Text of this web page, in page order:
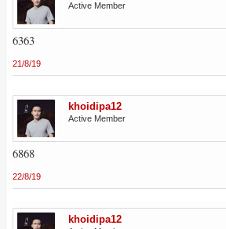
Active Member
6363
21/8/19
khoidipa12
Active Member
6868
22/8/19
khoidipa12